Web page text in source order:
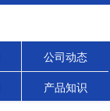
公司动态
产品知识